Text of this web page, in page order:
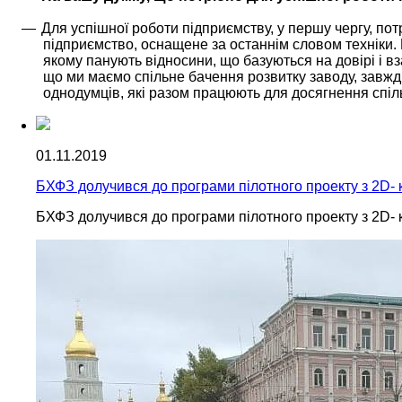
— Для успішної роботи підприємству, у першу чергу,
підприємство, оснащене за останнім словом
якому панують відносини, що базуються на довірі і
що ми маємо спільне бачення розвитку заводу,
однодумців, які разом працюють для досягнення
01.11.2019
БХФЗ долучився до програми пілотного проекту з 2D-
БХФЗ долучився до програми пілотного проекту з 2D-